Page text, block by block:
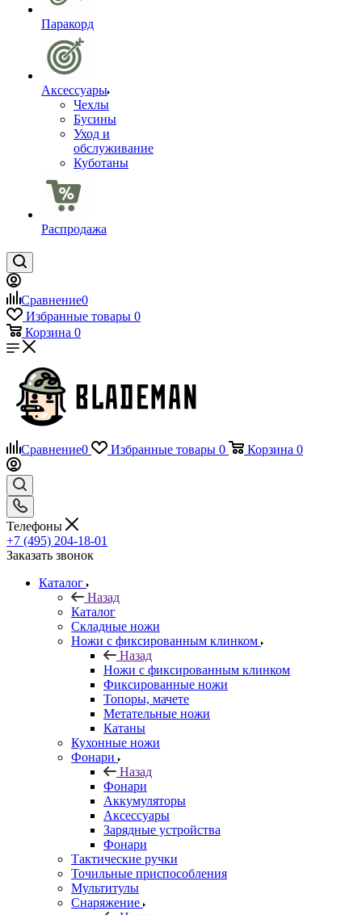
Паракорд
Аксессуары
Чехлы
Бусины
Уход и
обслуживание
Куботаны
Распродажа
Сравнение0
Избранные товары 0
Корзина 0
Сравнение0 Избранные товары 0 Корзина 0
Телефоны
+7 (495) 204-18-01
Заказать звонок
Каталог
Назад
Каталог
Складные ножи
Ножи с фиксированным клинком
Назад
Ножи с фиксированным клинком
Фиксированные ножи
Топоры, мачете
Метательные ножи
Катаны
Кухонные ножи
Фонари
Назад
Фонари
Аккумуляторы
Аксессуары
Зарядные устройства
Фонари
Тактические ручки
Точильные приспособления
Мультитулы
Снаряжение